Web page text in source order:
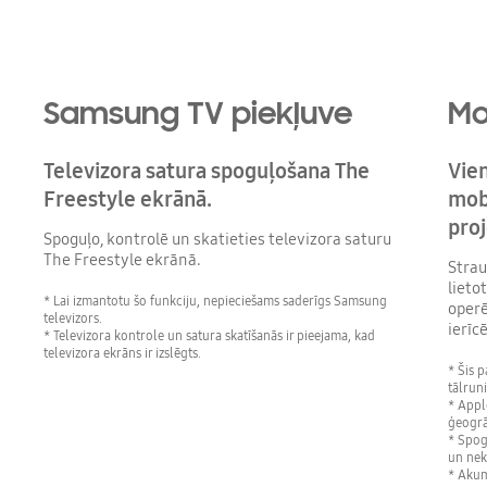
Samsung TV piekļuve
Televizora satura spoguļošana The
Freestyle ekrānā.
Spoguļo, kontrolē un skatieties televizora saturu
The Freestyle ekrānā.
* Lai izmantotu šo funkciju, nepieciešams saderīgs Samsung
televizors.
* Televizora kontrole un satura skatīšanās ir pieejama, kad
televizora ekrāns ir izslēgts.
* Šis
*
*
un
*